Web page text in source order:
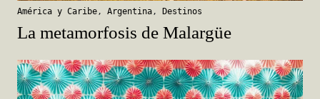
América y Caribe, Argentina, Destinos
La metamorfosis de Malargüe